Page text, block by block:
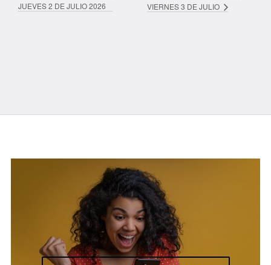
JUEVES 2 DE JULIO 2026
VIERNES 3 DE JULIO